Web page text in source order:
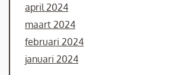
april 2024
maart 2024
februari 2024
januari 2024